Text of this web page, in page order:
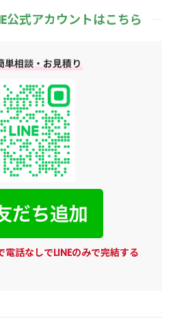
公式アカウントはこちら
単相談・お見積り
話なしでLINEのみで完結する